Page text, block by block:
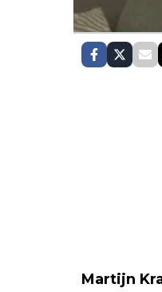
Martijn